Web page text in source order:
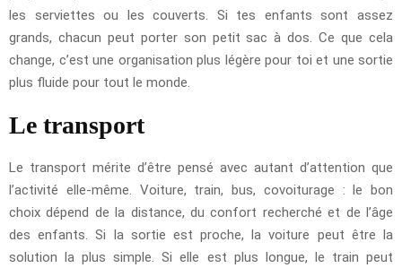
les serviettes ou les couverts. Si tes enfants sont assez
grands, chacun peut porter son petit sac à dos. Ce que cela
change, c’est une organisation plus légère pour toi et une sortie
plus fluide pour tout le monde.
Le transport
Le transport mérite d’être pensé avec autant d’attention que
l’activité elle-même. Voiture, train, bus, covoiturage : le bon
choix dépend de la distance, du confort recherché et de l’âge
des enfants. Si la sortie est proche, la voiture peut être la
solution la plus simple. Si elle est plus longue, le train peut